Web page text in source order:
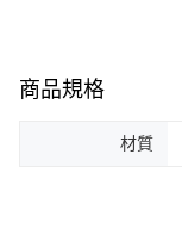
商品規格
材質